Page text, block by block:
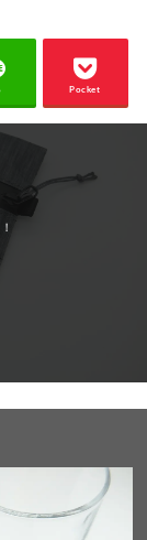
Pocket